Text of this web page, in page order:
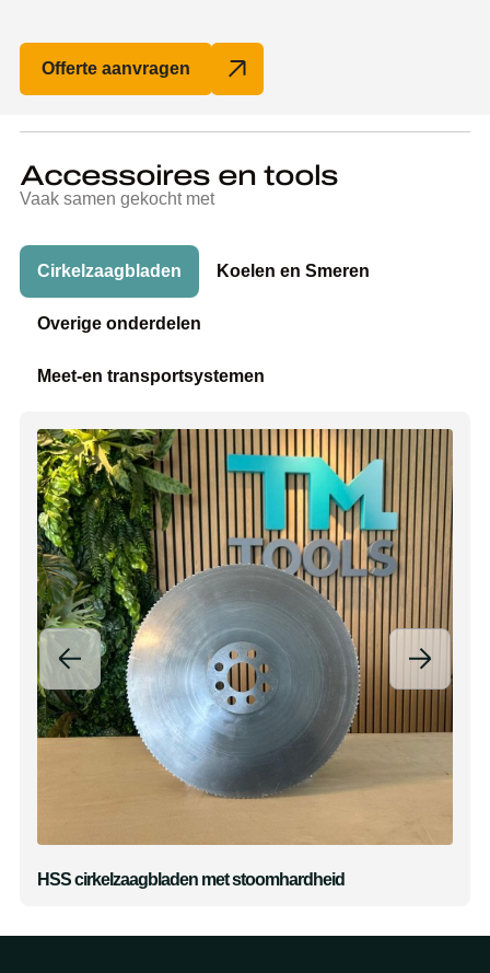
Offerte aanvragen
Accessoires en tools
Vaak samen gekocht met
Cirkelzaagbladen Koelen en Smeren
Overige onderdelen
Meet-en transportsystemen
HSS cirkelzaagbladen met stoomhardheid